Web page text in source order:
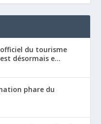
du tourisme
désormais e...
phare du